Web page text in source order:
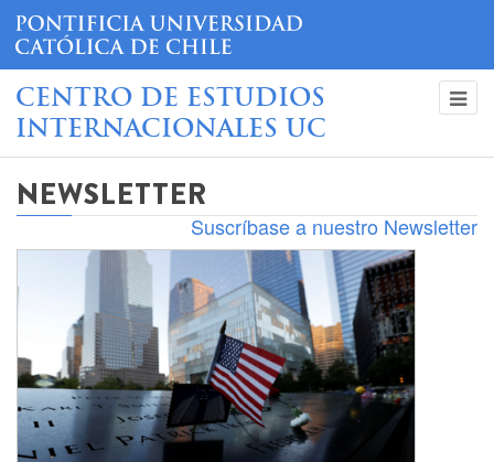
CENTRO DE ESTUDIOS
INTERNACIONALES UC
NEWSLETTER
Suscríbase a nuestro Newsletter